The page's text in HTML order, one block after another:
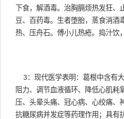
下食，解酒毒。治胸膈烦热发狂
豆、百药毒。生者堕胎，蒸食消酒
热、压舟石。傅小儿热疮。捣汁饮
3：现代医学表明：葛根中含有
阻力、调节血液循环、降低心肌
压、头晕头痛、冠心病、心绞痛、
抗糖尿病并发症等药理作用；具有